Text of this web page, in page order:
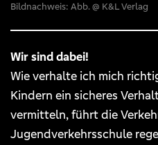
Bildnachweis: Abb. @ K&L Verlag
Wir sind dabei!
Wie verhalte ich mich
Kindern ein sicheres
vermitteln, führt die
Jugendverkehrsschule